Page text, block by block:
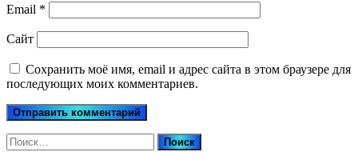
Email *
Сайт
Сохранить моё имя, email и адрес сайта в этом браузере для
последующих моих комментариев.
Найти: